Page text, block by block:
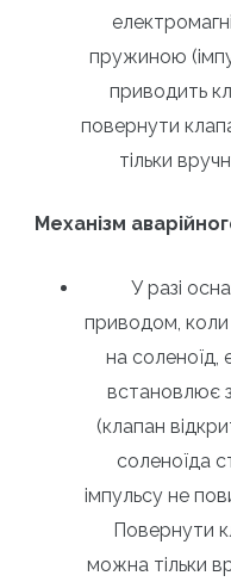
пружиною
приводить
повернути
тільки
Механізм
У разі
приводом, коли
на соленоїд,
встановлює
(клапан
соленоїда
імпульсу не
Повернути
можна тільки